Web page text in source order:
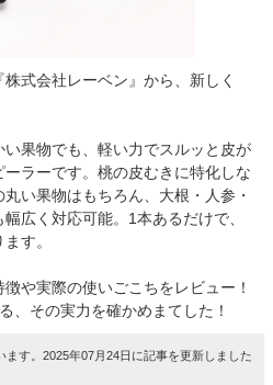
式会社レーベン』から、新しく
果物でも、軽い力でスルッと皮が
ラーです。桃の皮むきに特化しな
い果物はもちろん、大根・人参・
広く対応可能。1本あるだけで、
す。
や実際の使いごこちをレビュー！
、その実力を確かめまてした！
す。2025年07月24日に記事を更新しました